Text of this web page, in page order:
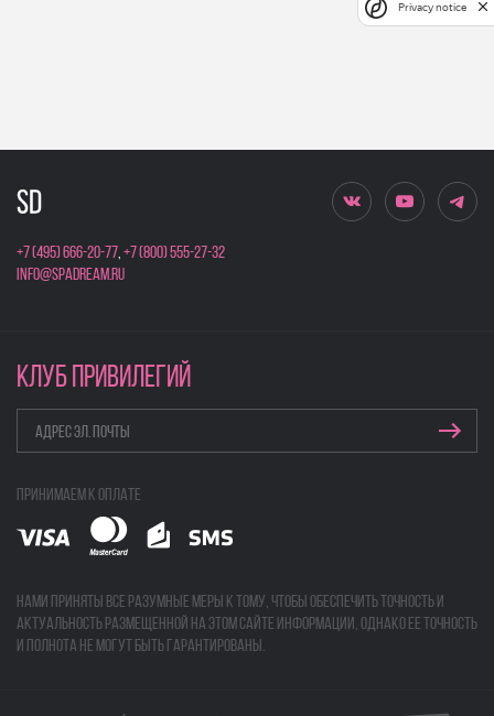
+7 (495) 666-20-77,+7 (800) 555-27-32
info@spadream.ru
КЛУБ ПРИВИЛЕГИЙ
Принимаем к оплате
Нами приняты все разумные меры к тому, чтобы обеспечить точность и
актуальность размещенной на этом сайте информации, однако ее точность
и полнота не могут быть гарантированы.
Privacy notice